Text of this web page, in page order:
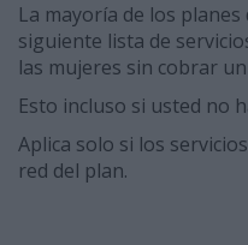
La mayoría de los
siguiente lista de
las mujeres sin cobrar
Esto incluso si usted no
Aplica solo si los
red del plan.